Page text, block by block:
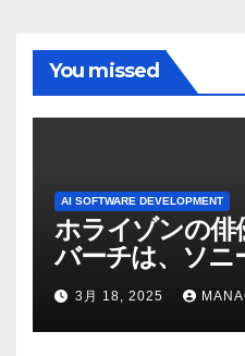
You missed
AI SOFTWARE DEVELOPMENT
ホライゾンの俳
バーチは、ソニ
ビデオを見て「
マンスという芸
感じた」と語る
3月 18, 2025